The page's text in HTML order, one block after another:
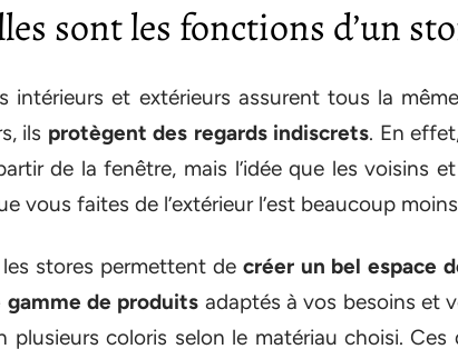
sont les fonctions d’un
intérieurs et extérieurs assurent tous la
ils protègent des regards indiscrets. En
de la fenêtre, mais l’idée que les voisins
vous faites de l’extérieur l’est beaucoup
stores permettent de créer un bel espace
gamme de produits adaptés à vos besoins et
plusieurs coloris selon le matériau choisi.